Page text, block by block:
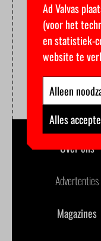
Over ons
Advertenties
Magazines
Ad Valvas
(voor het
en statistiek-
website te
Alleen
Alles